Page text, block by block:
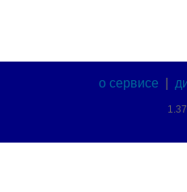
о сервисе